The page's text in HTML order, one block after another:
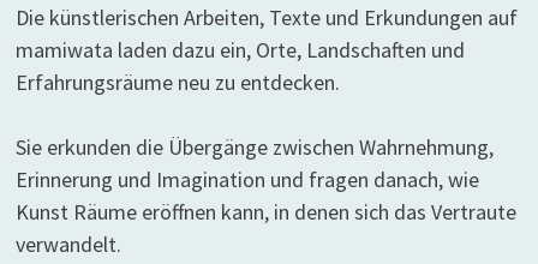
Die künstlerischen Arbeiten, Texte und Erkundungen auf
mamiwata laden dazu ein, Orte, Landschaften und
Erfahrungsräume neu zu entdecken.
Sie erkunden die Übergänge zwischen Wahrnehmung,
Erinnerung und Imagination und fragen danach, wie
Kunst Räume eröffnen kann, in denen sich das Vertraute
verwandelt.